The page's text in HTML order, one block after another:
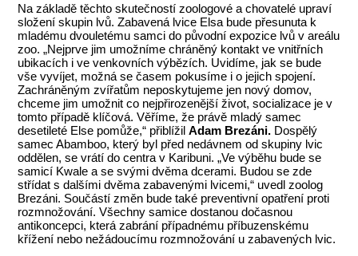
Na základě těchto skutečností zoologové a chovatelé upraví
složení skupin lvů. Zabavená lvice Elsa bude přesunuta k
mladému dvouletému samci do původní expozice lvů v areálu
zoo. „Nejprve jim umožníme chráněný kontakt ve vnitřních
ubikacích i ve venkovních výbězích. Uvidíme, jak se bude
vše vyvíjet, možná se časem pokusíme i o jejich spojení.
Zachráněným zvířatům neposkytujeme jen nový domov,
chceme jim umožnit co nejpřirozenější život, socializace je v
tomto případě klíčová. Věříme, že právě mladý samec
desetileté Else pomůže,“ přiblížilAdam Brezáni. Dospělý
samec Abamboo, který byl před nedávnem od skupiny lvic
oddělen, se vrátí do centra v Karibuni. „Ve výběhu bude se
samicí Kwale a se svými dvěma dcerami. Budou se zde
střídat s dalšími dvěma zabavenými lvicemi,“ uvedl zoolog
Brezáni. Součástí změn bude také preventivní opatření proti
rozmnožování. Všechny samice dostanou dočasnou
antikoncepci, která zabrání případnému příbuzenskému
křížení nebo nežádoucímu rozmnožování u zabavených lvic.